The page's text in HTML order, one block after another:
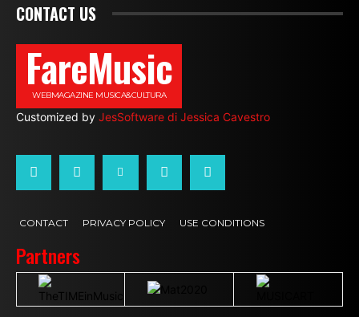
CONTACT US
FareMusic
WEBMAGAZINE MUSICA&CULTURA
Customized by JesSoftware di Jessica Cavestro
CONTACT PRIVACY POLICY USE CONDITIONS
Partners